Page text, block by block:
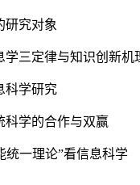
研究对象
学三定律与知识创新机
科学研究
科学的合作与双赢
统一理论”看信息科学